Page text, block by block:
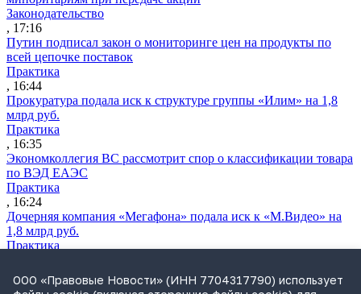
Законодательство
, 17:16
Путин подписал закон о мониторинге цен на продукты по
всей цепочке поставок
Практика
, 16:44
Прокуратура подала иск к структуре группы «Илим» на 1,8
млрд руб.
Практика
, 16:35
Экономколлегия ВС рассмотрит спор о классификации товара
по ВЭД ЕАЭС
Практика
, 16:24
Дочерняя компания «Мегафона» подала иск к «М.Видео» на
1,8 млрд руб.
Практика
СИП проверит отмену патента на систему управления
устройствами после возражений «Яндекса»
ООО «Правовые Новости» (ИНН 7704317790) использует